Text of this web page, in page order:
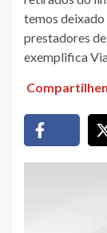
temos
prestadores de
exemplifica